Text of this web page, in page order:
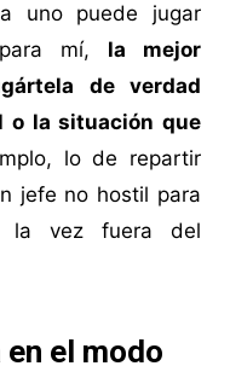
uno puede jugar
mí, la mejor
de verdad
o la situación que
lo de repartir
jefe no hostil para
la vez fuera del
el modo